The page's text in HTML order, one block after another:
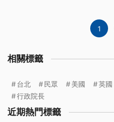
1
相關標籤
台北 民眾 美國 英國
行政院長
近期熱門標籤